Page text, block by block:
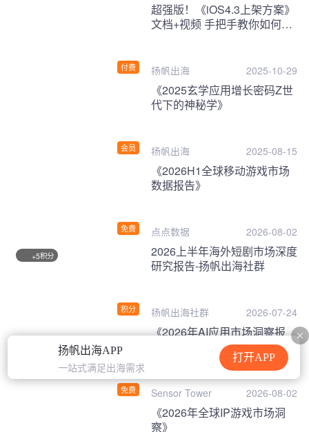
扬帆出海APP
一站式满足出海需求
打开APP
付费
超强版！《iOS4.3上架方案》
文档+视频 手把手教你如何一
扬帆出海 2025-10-29
会员
《2025玄学应用增长密码Z世
代下的神秘学》
扬帆出海 2025-08-15
免费
《2026H1全球移动游戏市场
数据报告》
点点数据 2026-08-02
+5积分
积分
2026上半年海外短剧市场深度
研究报告-扬帆出海社群
扬帆出海社群 2026-07-24
免费
《2026年AI应用市场洞察报
Sensor Tower 2026-08-02
《2026年全球IP游戏市场洞
察》